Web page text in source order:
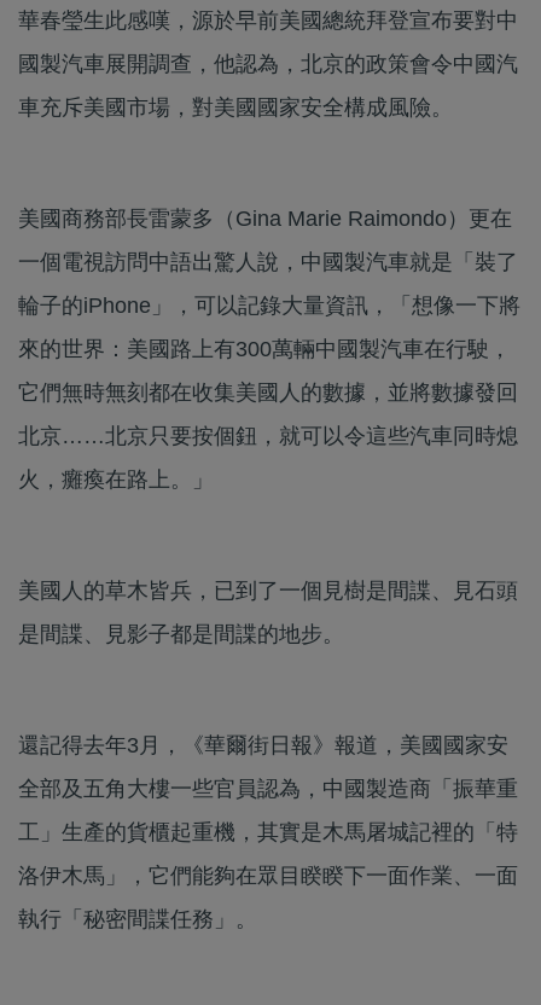
華春瑩生此感嘆，源於早前美國總統拜登宣布要對中
國製汽車展開調查，他認為，北京的政策會令中國汽
車充斥美國市場，對美國國家安全構成風險。
美國商務部長雷蒙多（Gina Marie Raimondo）更在
一個電視訪問中語出驚人說，中國製汽車就是「裝了
輪子的iPhone」，可以記錄大量資訊，「想像一下將
來的世界：美國路上有300萬輛中國製汽車在行駛，
它們無時無刻都在收集美國人的數據，並將數據發回
北京……北京只要按個鈕，就可以令這些汽車同時熄
火，癱瘓在路上。」
美國人的草木皆兵，已到了一個見樹是間諜、見石頭
是間諜、見影子都是間諜的地步。
還記得去年3月，《華爾街日報》報道，美國國家安
全部及五角大樓一些官員認為，中國製造商「振華重
工」生產的貨櫃起重機，其實是木馬屠城記裡的「特
洛伊木馬」，它們能夠在眾目睽睽下一面作業、一面
執行「秘密間諜任務」。